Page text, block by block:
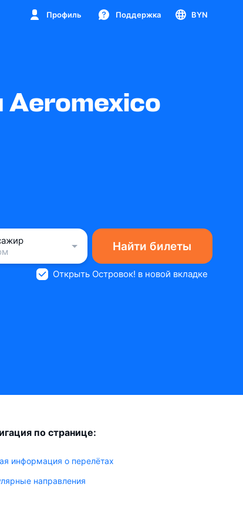
Профиль Поддержка BYN
Aeromexico
Найти билеты
Открыть Островок! в новой вкладке
по странице:
информация о перелётах
направления